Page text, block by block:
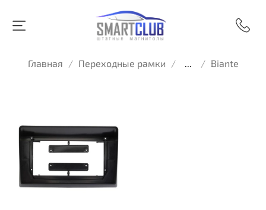
Главная Переходные рамки ... Biante